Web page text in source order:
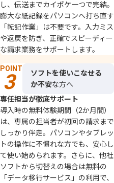
し、​伝送まで​カイポケ​一つで​完結。​
膨大な​紙記録を​パソコンへ​打ち直す​
「転記作業」は​不要です。​入力ミス
や​返戻を​防ぎ、​正確で​スピーディー
な​請求業務を​サポートします。​
POINT
ソフトを使いこなせる
か不安な方へ
専任担当が徹底サポート
導入時の​無料体験期間​（2か​月間）
は、​専属の​担当者が​初回の​請求まで
しっかり​伴走。​パソコンや​タブレッ
トの​操作に​不慣れな方​でも、​安心し
て​使い​始められます。​ さらに、​他社
ソフトから​切替えの​場合は​無料の​
「データ移行サービス」の​利用で、​